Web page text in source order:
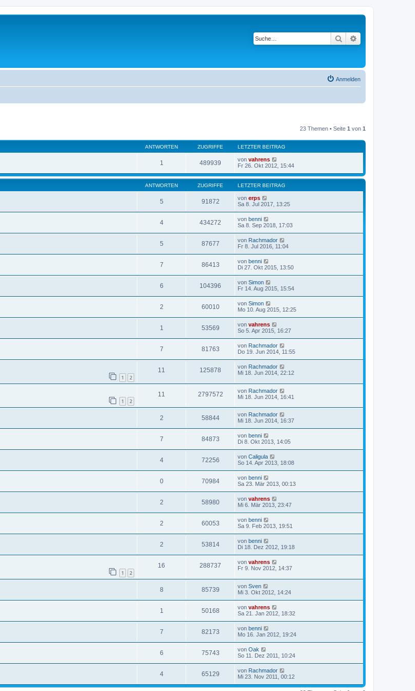
Suche
Anmelden
23 Themen • Seite 1 von 1
ANTWORTEN ZUGRIFFE LETZTER BEITRAG
1 489939 von vahrens
Fr 26. Okt 2012, 15:44
ANTWORTEN ZUGRIFFE LETZTER BEITRAG
5 91872 von erps
Sa 8. Jul 2017, 13:25
4 434272 von benni
Sa 8. Sep 2018, 17:03
5 87677 von Rachmador
Fr 8. Jul 2016, 11:04
7 86413 von benni
Di 27. Okt 2015, 13:50
6 104396 von Simon
Fr 14. Aug 2015, 15:54
2 60010 von Simon
Mo 10. Aug 2015, 12:25
1 53569 von vahrens
So 5. Apr 2015, 16:27
7 81763 von Rachmador
Do 19. Jun 2014, 11:55
1 2
11 125878 von Rachmador
Mi 18. Jun 2014, 22:12
1 2
11 2797572 von Rachmador
Mi 18. Jun 2014, 16:41
2 58844 von Rachmador
Mi 18. Jun 2014, 16:37
7 84873 von benni
Di 8. Okt 2013, 14:05
4 72256 von Caligula
So 14. Apr 2013, 18:08
0 70984 von benni
Sa 23. Mär 2013, 00:13
2 58980 von vahrens
Mi 6. Mär 2013, 23:47
2 60053 von benni
Sa 9. Feb 2013, 19:51
2 53814 von benni
Di 18. Dez 2012, 19:18
1 2
16 288737 von vahrens
Fr 9. Nov 2012, 14:37
8 85739 von Sven
Mi 3. Okt 2012, 14:24
1 50168 von vahrens
Sa 21. Jan 2012, 18:32
7 82173 von benni
Mo 16. Jan 2012, 19:24
6 75743 von Oak
So 11. Dez 2011, 10:24
4 65129 von Rachmador
Mi 23. Nov 2011, 00:12